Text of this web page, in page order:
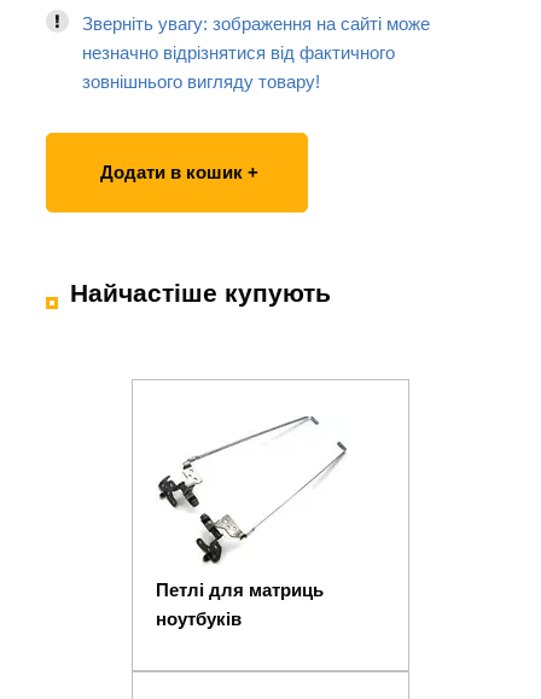
Зверніть увагу: зображення на сайті може
незначно відрізнятися від фактичного
зовнішнього вигляду товару!
Додати в кошик +
Найчастіше купують
Петлі для матриць
ноутбуків